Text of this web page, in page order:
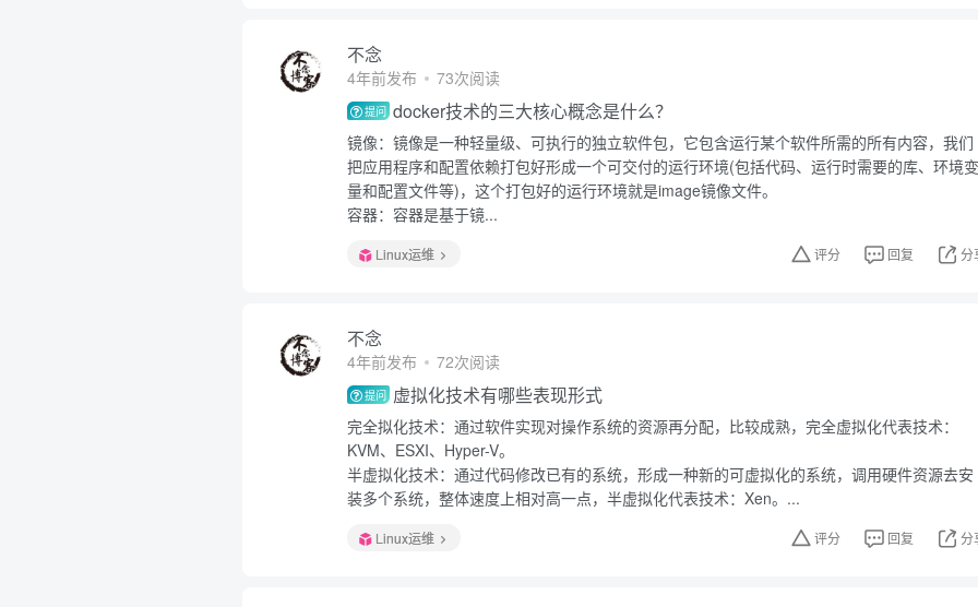
不念
4年前发布 73次阅读
提问 docker技术的三大核心概念是什么？
镜像：镜像是一种轻量级、可执行的独立软件包，它包含运行某个软件所需的所有内容，我们
把应用程序和配置依赖打包好形成一个可交付的运行环境(包括代码、运行时需要的库、环境变
量和配置文件等)，这个打包好的运行环境就是image镜像文件。
容器：容器是基于镜...
Linux运维 评分 回复 分
不念
4年前发布 72次阅读
提问 虚拟化技术有哪些表现形式
完全拟化技术：通过软件实现对操作系统的资源再分配，比较成熟，完全虚拟化代表技术：
KVM、ESXI、Hyper-V。
半虚拟化技术：通过代码修改已有的系统，形成一种新的可虚拟化的系统，调用硬件资源去安
装多个系统，整体速度上相对高一点，半虚拟化代表技术：Xen。...
Linux运维 评分 回复 分